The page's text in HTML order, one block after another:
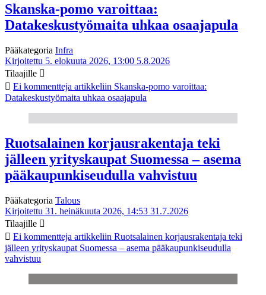
Skanska-pomo varoittaa:
Datakeskustyömaita uhkaa osaajapula
Pääkategoria Infra
Kirjoitettu 5. elokuuta 2026, 13:00 5.8.2026
Tilaajille
Ei kommentteja artikkeliin Skanska-pomo varoittaa:
Datakeskustyömaita uhkaa osaajapula
Ruotsalainen korjausrakentaja teki
jälleen yrityskaupat Suomessa – asema
pääkaupunkiseudulla vahvistuu
Pääkategoria Talous
Kirjoitettu 31. heinäkuuta 2026, 14:53 31.7.2026
Tilaajille
Ei kommentteja artikkeliin Ruotsalainen korjausrakentaja teki
jälleen yrityskaupat Suomessa – asema pääkaupunkiseudulla
vahvistuu